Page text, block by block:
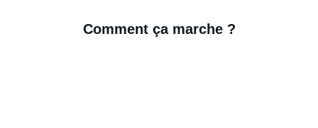
Comment ça marche ?